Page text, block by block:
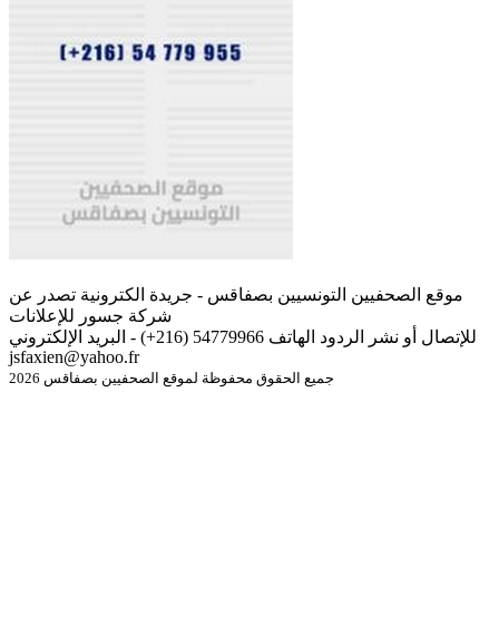
موقع الصحفيين التونسيين بصفاقس - جريدة الكترونية تصدر عن
شركة جسور للإعلانات
للإتصال أو نشر الردود الهاتف 54779966 (216+) - البريد الإلكتروني
jsfaxien@yahoo.fr
جميع الحقوق محفوظة لموقع الصحفيين بصفاقس 2026